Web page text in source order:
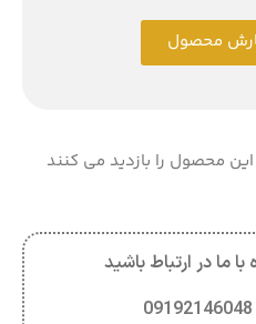
محصول را بازدید می کنند
ما در ارتباط باشید
محصول